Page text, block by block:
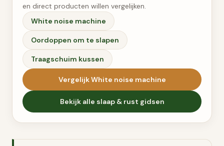
en direct producten willen vergelijken.
White noise machine
Oordoppen om te slapen
Traagschuim kussen
VergelijkWhite noise machine
Bekijk alle slaap & rust gidsen